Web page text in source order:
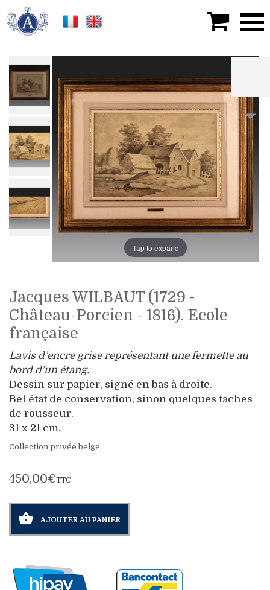
> Arts Graphiques
Jacques WILBAUT
(1729 - Château-Porcien - 1816). Ecole française
Tap to expand
Jacques WILBAUT (1729 -
Château-Porcien - 1816). Ecole
française
Lavis d’encre grise représentant une fermette au
bord d’un étang.
Dessin sur papier, signé en bas à droite.
Bel état de conservation, sinon quelques taches
de rousseur.
31 x 21 cm.
Collection privée belge.
450,00€TTC
AJOUTER AU PANIER
